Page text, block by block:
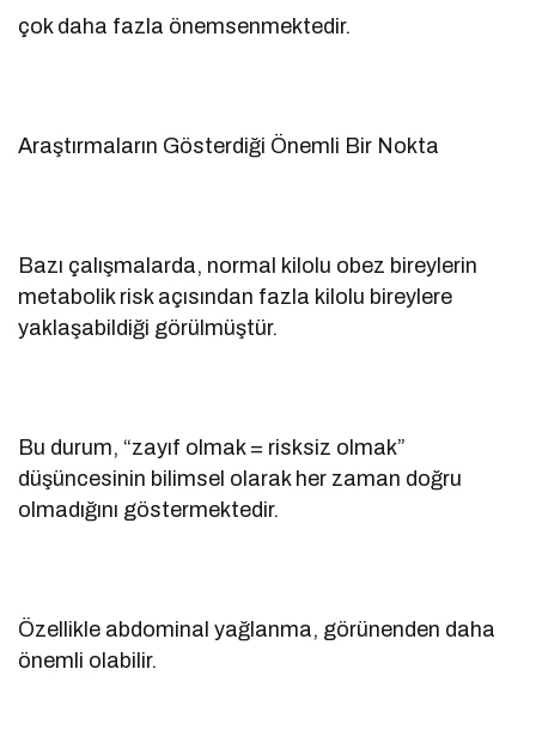
çok daha fazla önemsenmektedir.
Araştırmaların Gösterdiği Önemli Bir Nokta
Bazı çalışmalarda, normal kilolu obez bireylerin
metabolik risk açısından fazla kilolu bireylere
yaklaşabildiği görülmüştür.
Bu durum, “zayıf olmak = risksiz olmak”
düşüncesinin bilimsel olarak her zaman doğru
olmadığını göstermektedir.
Özellikle abdominal yağlanma, görünenden daha
önemli olabilir.